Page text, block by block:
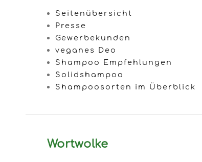
Seitenübersicht
Presse
Gewerbekunden
veganes Deo
Shampoo Empfehlungen
Solidshampoo
Shampoosorten im Überblick
Wortwolke